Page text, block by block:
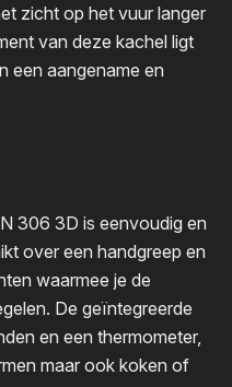
zicht op het vuur langer
van deze kachel ligt
een aangename en
306 3D is eenvoudig en
over een handgreep en
waarmee je de
De geïntegreerde
en een thermometer,
maar ook koken of